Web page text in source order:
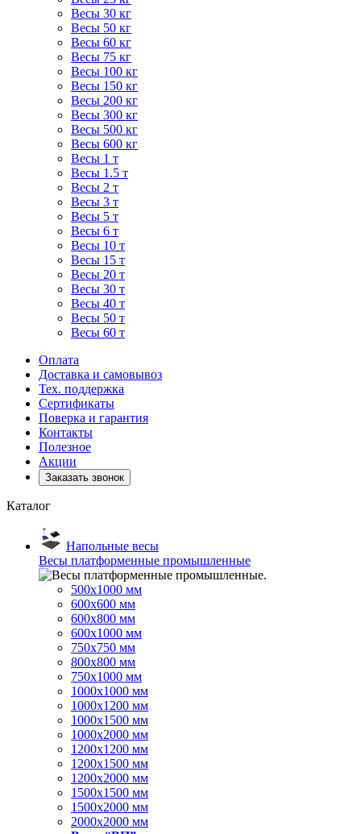
Весы 30 кг
Весы 50 кг
Весы 60 кг
Весы 75 кг
Весы 100 кг
Весы 150 кг
Весы 200 кг
Весы 300 кг
Весы 500 кг
Весы 600 кг
Весы 1 т
Весы 1.5 т
Весы 2 т
Весы 3 т
Весы 5 т
Весы 6 т
Весы 10 т
Весы 15 т
Весы 20 т
Весы 30 т
Весы 40 т
Весы 50 т
Весы 60 т
Оплата
Доставка и самовывоз
Тех. поддержка
Сертификаты
Поверка и гарантия
Контакты
Полезное
Акции
Заказать звонок
Каталог
Напольные весы
Весы платформенные промышленные
500x1000 мм
600x600 мм
600x800 мм
600x1000 мм
750x750 мм
800x800 мм
750x1000 мм
1000x1000 мм
1000x1200 мм
1000x1500 мм
1000x2000 мм
1200x1200 мм
1200x1500 мм
1200x2000 мм
1500x1500 мм
1500x2000 мм
2000x2000 мм